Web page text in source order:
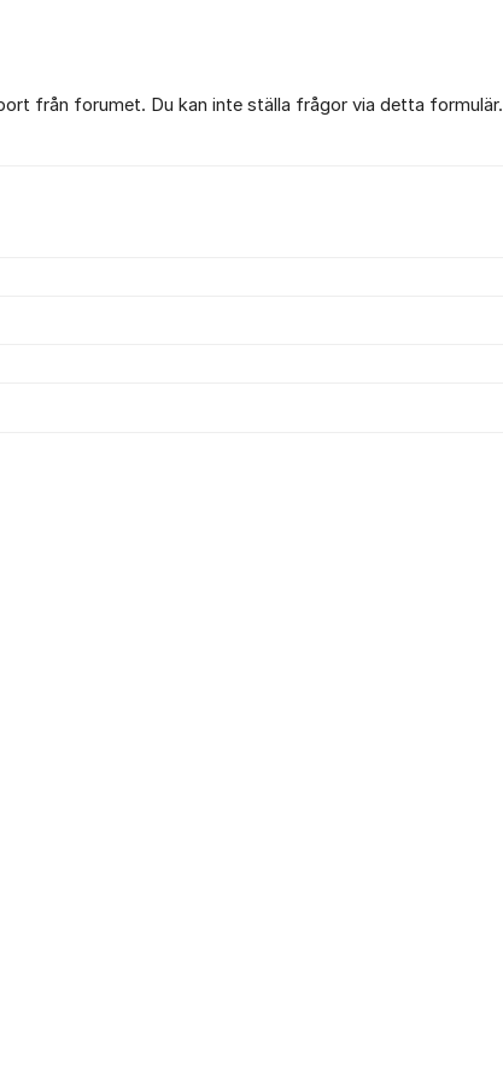
från forumet. Du kan inte ställa frågor via detta formulär.